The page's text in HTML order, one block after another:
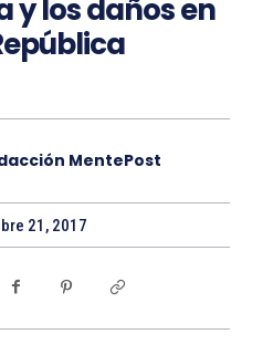
y los daños en
MentePost
21, 2017